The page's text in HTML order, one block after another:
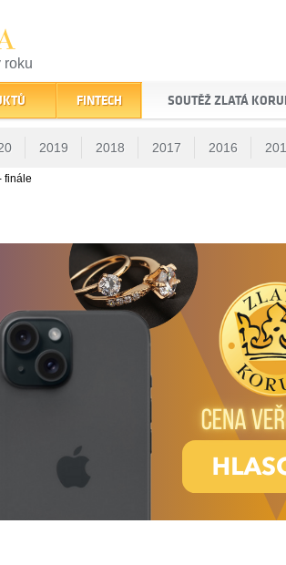
roku
trhu
FINTECH SOUTĚŽ ZLATÁ
2019 2018 2017 2016
finále